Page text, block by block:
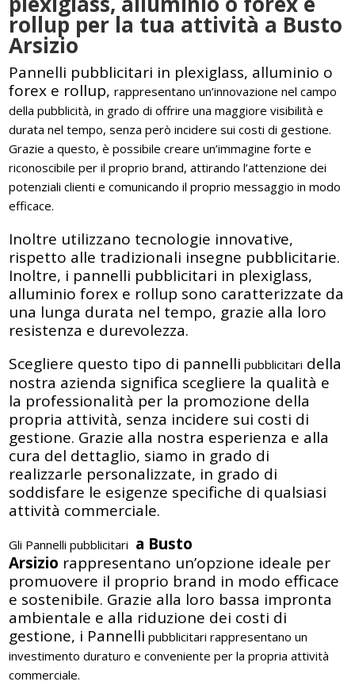
rollup per la tua attività a Busto
Arsizio
Pannelli pubblicitari in plexiglass, alluminio o
forex e rollup,rappresentano un’innovazione nel campo
della pubblicità, in grado di offrire una maggiore visibilità e
durata nel tempo, senza però incidere sui costi di gestione.
Grazie a questo, è possibile creare un’immagine forte e
riconoscibile per il proprio brand, attirando l’attenzione dei
potenziali clienti e comunicando il proprio messaggio in modo
efficace.
Inoltre utilizzano tecnologie innovative,
rispetto alle tradizionali insegne pubblicitarie.
Inoltre, i pannelli pubblicitari in plexiglass,
alluminio forex e rollup sono caratterizzate da
una lunga durata nel tempo, grazie alla loro
resistenza e durevolezza.
Scegliere questo tipo di pannelli pubblicitari della
nostra azienda significa scegliere la qualità e
la professionalità per la promozione della
propria attività, senza incidere sui costi di
gestione. Grazie alla nostra esperienza e alla
cura del dettaglio, siamo in grado di
realizzarle personalizzate, in grado di
soddisfare le esigenze specifiche di qualsiasi
attività commerciale.
Gli Pannelli pubblicitari a Busto
Arsizio rappresentano un’opzione ideale per
promuovere il proprio brand in modo efficace
e sostenibile. Grazie alla loro bassa impronta
ambientale e alla riduzione dei costi di
gestione, i Pannelli pubblicitari rappresentano un
investimento duraturo e conveniente per la propria attività
commerciale.